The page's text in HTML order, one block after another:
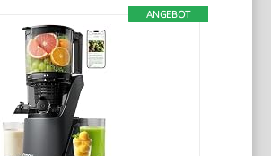
ANGEBOT